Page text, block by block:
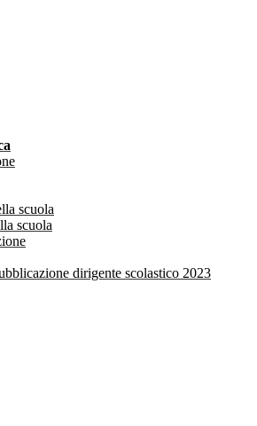
scuola
scuola
dirigente scolastico 2023